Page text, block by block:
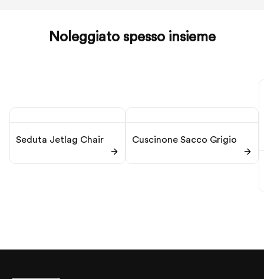
Noleggiato spesso insieme
Seduta Jetlag Chair Cuscinone Sacco Grigio